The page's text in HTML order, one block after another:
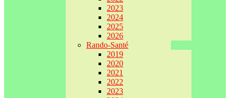
2023
2024
2025
2026
Rando-Santé
2019
2020
2021
2022
2023